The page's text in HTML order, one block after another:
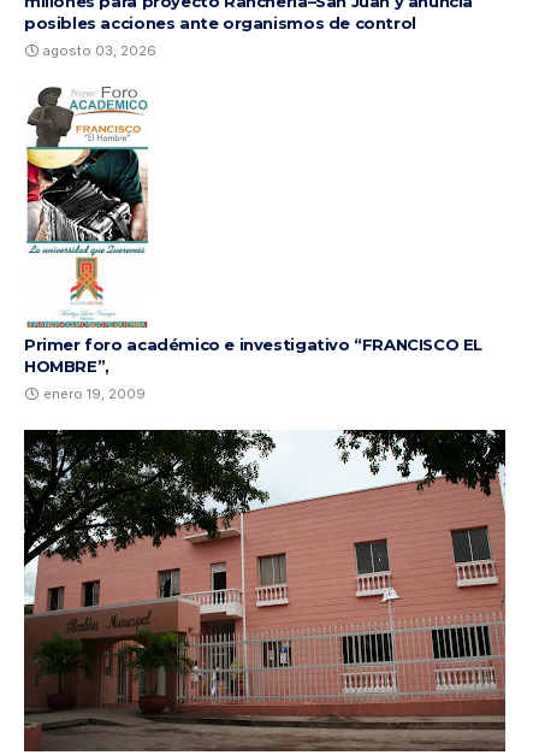
posibles acciones ante organismos de control
agosto 03, 2026
Primer foro académico e investigativo “FRANCISCO EL
HOMBRE”,
enero 19, 2009